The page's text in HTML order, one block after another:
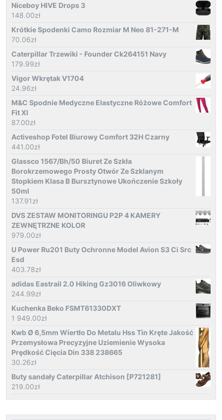
Niceboy HIVE Drops 3
148.00zł
Krótkie Spodenki Camo Rozmiar M Neo 81-271-M
70.06zł
Caterpillar Trzewiki - Founder Ck264151 Navy
179.99zł
Vigor Wkrętak V1704
24.96zł
M&C Spodnie Medyczne Elastyczne Różowe Comfort
Fit Xl
87.00zł
Activeshop Fotel Biurowy Comfort 32H Czarny
441.00zł
Glassco 1567/Bh/50 Biuret Ze Szkła
Borokrzemowego Prosty Otwór Ze Szklanym
Stopkiem Klasa B Bursztynowe Ukończenie Szkoły
50ml
137.91zł
DVS ZESTAW MONITORINGU P2P 4 KAMERY
ZEWNĘTRZNE KOLOR
979.00zł
U Power Ru201 Buty Ochronne Model Avion S3 Ci Src
Esd
403.78zł
adidas Eastrail 2.0 Hiking Gz3016 Oliwkowy
244.99zł
Kuchenka Beko FSMT61330DXT
1 949.00zł
Kwb Ø 6,5mm Wiertło Do Metalu Hss Tin Kręte Jakość
Przemysłowa Precyzyjne Uziemienie Wysoka
Prędkość Cięcia Din 338 238665
30.26zł
Buty sandały Caterpillar Atchison [P721281]
219.00zł